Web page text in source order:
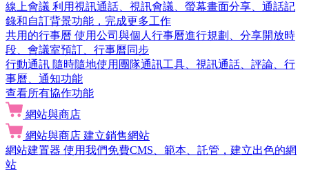
線上會議 利用視訊通話、視訊會議、螢幕畫面分享、通話記
錄和自訂背景功能，完成更多工作
共用的行事曆 使用公司與個人行事曆進行規劃、分享開放時
段、會議室預訂、行事曆同步
行動通訊 隨時隨地使用團隊通訊工具、視訊通話、評論、行
事曆、通知功能
查看所有協作功能
網站與商店
網站與商店 建立銷售網站
網站建置器 使用我們免費CMS、範本、託管，建立出色的網
站